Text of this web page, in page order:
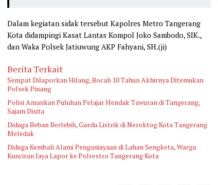
Dalam kegiatan sidak tersebut Kapolres Metro Tangerang
Kota didampingi Kasat Lantas Kompol Joko Sambodo, SIK.,
dan Waka Polsek Jatiuwung AKP Fahyani, SH.(ji)
Berita Terkait
Sempat Dilaporkan Hilang, Bocah 10 Tahun Akhirnya Ditemukan
Polsek Pinang
Polisi Amankan Puluhan Pelajar Hendak Tawuran di Tangerang,
Sajam Disita
Diduga Beban Berlebih, Gardu Listrik di Neroktog Kota Tangerang
Meledak
Diduga Kembali Alami Penganiayaan di Lahan Sengketa, Warga
Kunciran Jaya Lapor ke Polrestro Tangerang Kota